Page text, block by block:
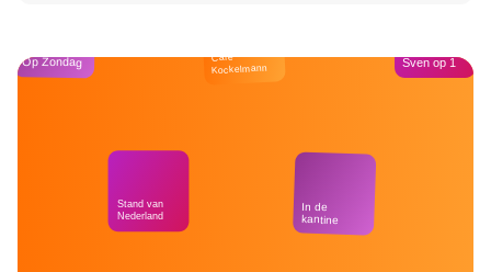
Op Zondag
Stand van
Nederland
Café
Kockelmann
In de
kantine
Sven op 1